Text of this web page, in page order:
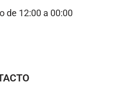
de 12:00 a 00:00